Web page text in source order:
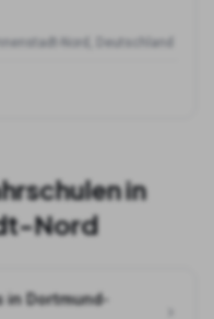
Nord, Deutschland
in
Nord
in Dortmund-